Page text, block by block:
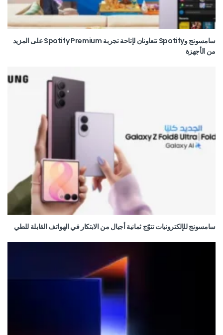
سامسونج وSpotify تتعاونان لإتاحة تجربة Spotify Premium على المزيد
من الأجهزة
سامسونج للإلكترونيات تتوّج ثمانية أجيال من الابتكار في الهواتف القابلة للطي